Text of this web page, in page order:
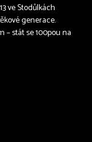
ve Stodůlkách
generace.
– stát se 100pou na